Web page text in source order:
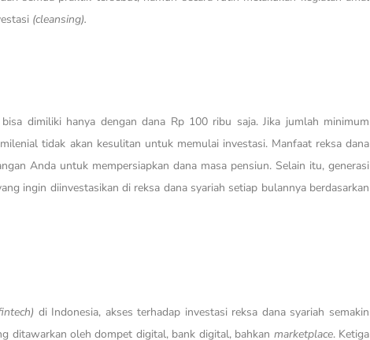
(cleansing).
dimiliki hanya dengan dana Rp 100 ribu saja. Jika jumlah minimum
tidak akan kesulitan untuk memulai investasi. Manfaat reksa dana
Anda untuk mempersiapkan dana masa pensiun. Selain itu, generasi
ingin diinvestasikan di reksa dana syariah setiap bulannya berdasarkan
di Indonesia, akses terhadap investasi reksa dana syariah semakin
ditawarkan oleh dompet digital, bank digital, bahkan marketplace. Ketiga